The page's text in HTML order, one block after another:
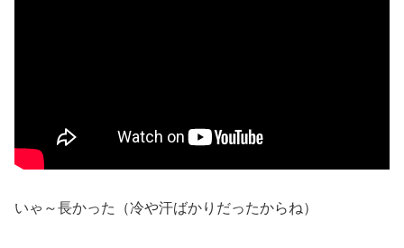
いゃ～長かった（冷や汗ばかりだったからね）